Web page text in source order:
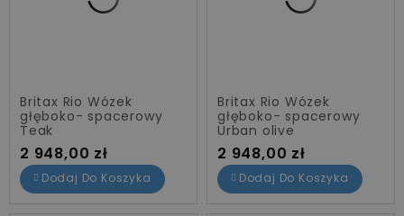
Britax Rio Wózek
głęboko- spacerowy
Teak
Cena
2 948,00 zł
Dodaj Do Koszyka
Britax Rio Wózek
głęboko- spacerowy
Urban olive
Cena
2 948,00 zł
Dodaj Do Koszyka